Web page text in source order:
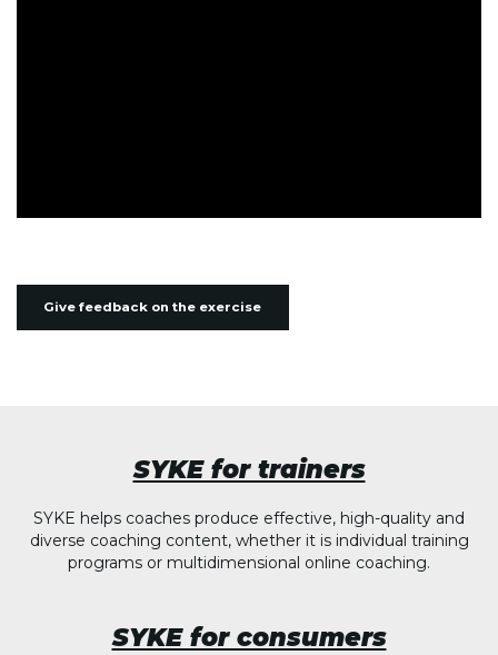
Give feedback on the exercise
SYKE for trainers
SYKE helps coaches produce effective, high-quality and
diverse coaching content, whether it is individual training
programs or multidimensional online coaching.
SYKE for consumers